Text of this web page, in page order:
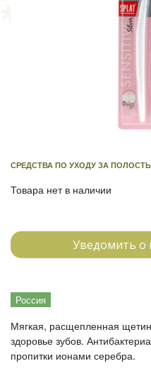
СРЕДСТВА ПО УХОДУ ЗА
Товара нет в наличии
Уведомить о
Россия
Мягкая, расщепленная
здоровье зубов.
пропитки ионами серебра.